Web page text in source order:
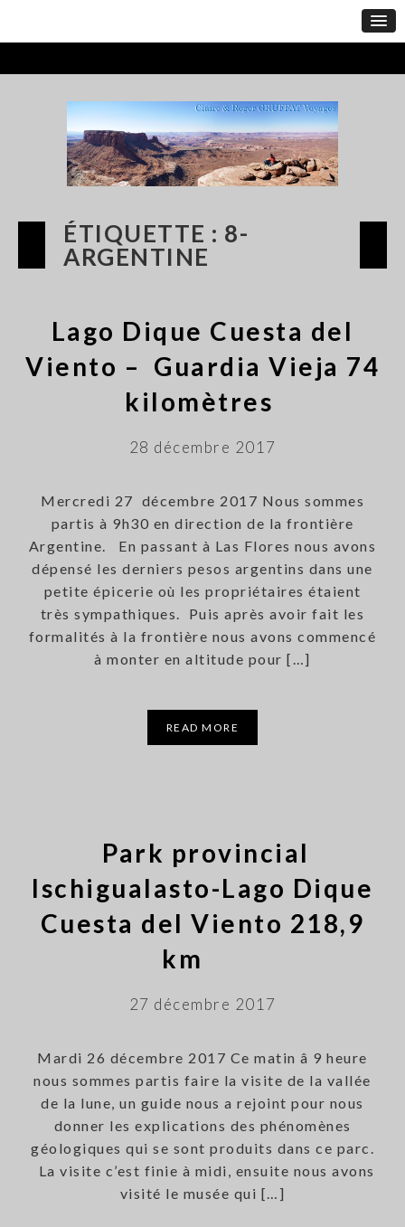
ÉTIQUETTE : 8-
ARGENTINE
Lago Dique Cuesta del
Viento – Guardia Vieja 74
kilomètres
28 décembre 2017
Mercredi 27 décembre 2017 Nous sommes
partis à 9h30 en direction de la frontière
Argentine. En passant à Las Flores nous avons
dépensé les derniers pesos argentins dans une
petite épicerie où les propriétaires étaient
très sympathiques. Puis après avoir fait les
formalités à la frontière nous avons commencé
à monter en altitude pour […]
READ MORE
Park provincial
Ischigualasto-Lago Dique
Cuesta del Viento 218,9
km
27 décembre 2017
Mardi 26 décembre 2017 Ce matin â 9 heure
nous sommes partis faire la visite de la vallée
de la lune, un guide nous a rejoint pour nous
donner les explications des phénomènes
géologiques qui se sont produits dans ce parc.
La visite c’est finie à midi, ensuite nous avons
visité le musée qui […]